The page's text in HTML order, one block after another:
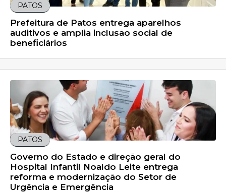
PATOS
Prefeitura de Patos entrega aparelhos
auditivos e amplia inclusão social de
beneficiários
PATOS
Governo do Estado e direção geral do
Hospital Infantil Noaldo Leite entrega
reforma e modernização do Setor de
Urgência e Emergência